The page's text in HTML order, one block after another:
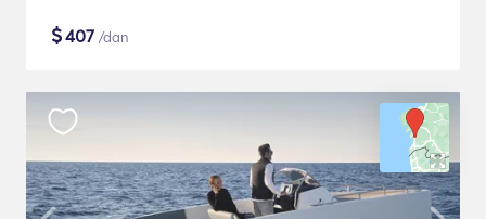
$407 /dan